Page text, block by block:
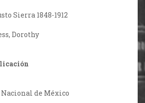
Sierra 1848-1912
Dorothy
de México